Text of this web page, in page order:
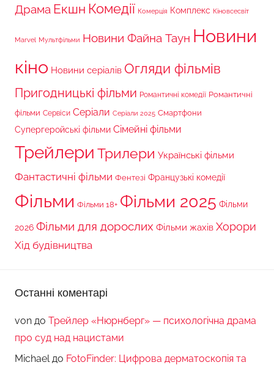
Драма Екшн Комедії Комерція Комплекс Кіновсесвіт
Marvel Мультфільми Новини Файна Таун Новини
кіно Новини серіалів Огляди фільмів
Пригодницькі фільми Романтичні комедії Романтичні
фільми Сервіси Серіали Серіали 2025 Смартфони
Супергеройські фільми Сімейні фільми
Трейлери Трилери Українські фільми
Фантастичні фільми Фентезі Французькі комедії
Фільми Фільми 18+ Фільми 2025 Фільми
2026 Фільми для дорослих Фільми жахів Хорори
Хід будівництва
Останні коментарі
von до Трейлер «Нюрнберг» — психологічна драма
про суд над нацистами
Michaelдо FotoFinder: Цифрова дерматоскопія та